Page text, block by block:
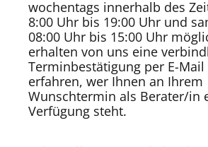
wochentags innerhalb des
8:00 Uhr bis 19:00 Uhr und
08:00 Uhr bis 15:00 Uhr
erhalten von uns eine
Terminbestätigung per E-Mail
erfahren, wer Ihnen an Ihrem
Wunschtermin als Berater/in
Verfügung steht.